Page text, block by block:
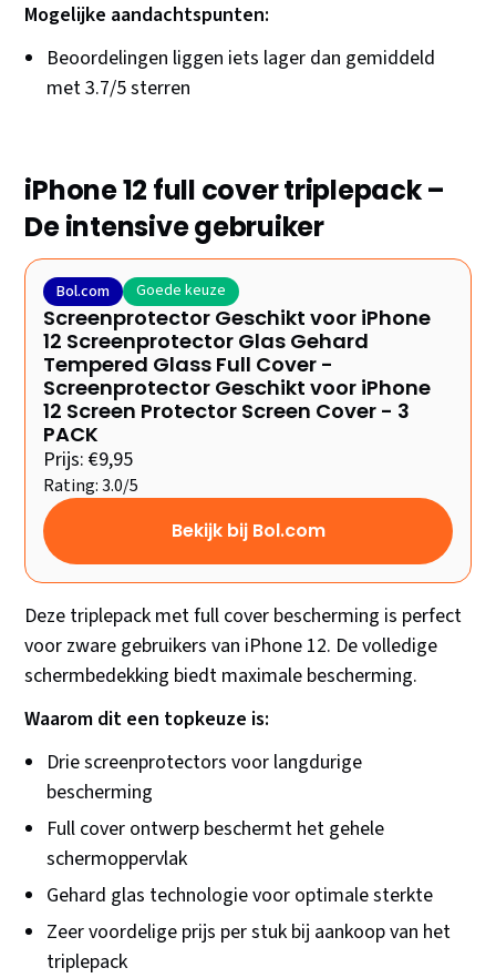
Mogelijke aandachtspunten:
Beoordelingen liggen iets lager dan gemiddeld
met 3.7/5 sterren
iPhone 12 full cover triplepack –
De intensive gebruiker
Bol.com Goede keuze
Screenprotector Geschikt voor iPhone
12 Screenprotector Glas Gehard
Tempered Glass Full Cover -
Screenprotector Geschikt voor iPhone
12 Screen Protector Screen Cover - 3
PACK
Prijs: €9,95
Rating: 3.0/5
Bekijk bij Bol.com
Deze triplepack met full cover bescherming is perfect
voor zware gebruikers van iPhone 12. De volledige
schermbedekking biedt maximale bescherming.
Waarom dit een topkeuze is:
Drie screenprotectors voor langdurige
bescherming
Full cover ontwerp beschermt het gehele
schermoppervlak
Gehard glas technologie voor optimale sterkte
Zeer voordelige prijs per stuk bij aankoop van het
triplepack